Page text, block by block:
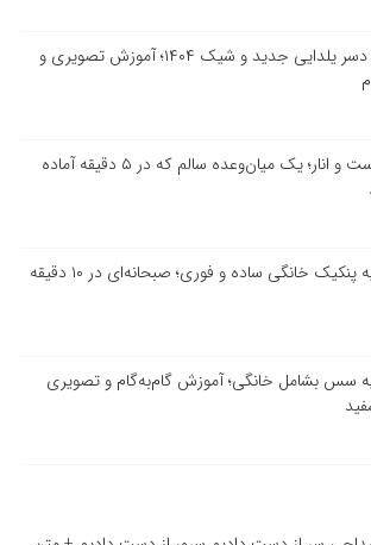
۱۰ مدل دسر یلدایی جدید و شیک ۱۴۰۴؛ آموزش تصویری و
دسر ماست و انار؛ یک میان‌وعده سالم که در ۵ دقیقه آماده
پنکیک خانگی ساده و فوری؛ صبحانه‌ای در ۱۰ دقیقه
سس بشامل خانگی؛ آموزش گام‌به‌گام و تصویری